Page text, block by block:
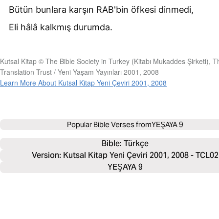
Bütün bunlara karşın RAB'bin öfkesi dinmedi,
Eli hâlâ kalkmış durumda.
Kutsal Kitap © The Bible Society in Turkey (Kitabı Mukaddes Şirketi),
Translation Trust / Yeni Yaşam Yayınları 2001, 2008
Learn More About Kutsal Kitap Yeni Çeviri 2001, 2008
Popular Bible Verses fromYEŞAYA 9
Bible: Türkçe
Version: Kutsal Kitap Yeni Çeviri 2001, 2008 - TCL02
YEŞAYA 9